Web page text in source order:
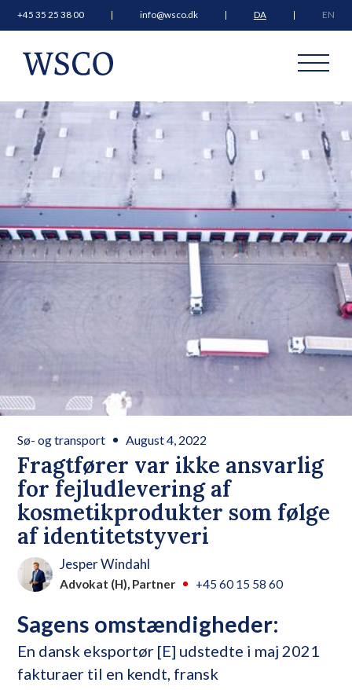
+45 35 25 38 00 info@wsco.dk DA EN
Fragtfører var ikke ansvarlig
for fejludlevering af
kosmetikprodukter som følge
af identitetstyveri
Sø- og transport August 4, 2022
Jesper Windahl
Advokat (H), Partner +45 60 15 58 60
Sagens omstændigheder:
En dansk eksportør [E] udstedte i maj 2021
fakturaer til en kendt, fransk